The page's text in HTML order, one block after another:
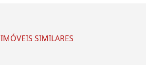
IMÓVEIS SIMILARES